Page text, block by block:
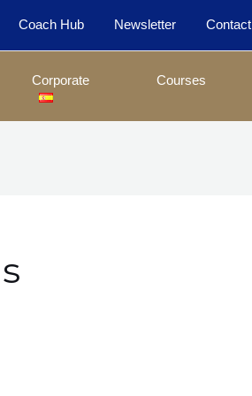
Coach Hub Newsletter Contact
Corporate Courses